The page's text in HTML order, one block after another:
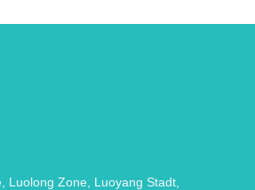
Luolong Zone, Luoyang Stadt,